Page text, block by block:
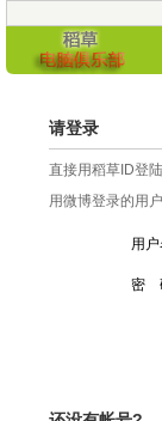
请登录
直接用稻草ID登陆
用微博登录的用
用户
密